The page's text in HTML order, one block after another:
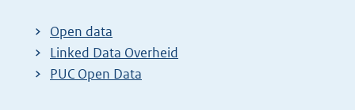
t
e
r
Open data
Linked Data Overheid
PUC Open Data